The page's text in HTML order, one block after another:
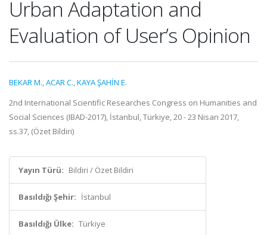
Urban Adaptation and
Evaluation of User’s Opinion
BEKAR M.,ACAR C.,KAYA ŞAHİN E.
2nd International Scientific Researches Congress on Humanities and
Social Sciences (IBAD-2017), İstanbul, Türkiye, 20 - 23 Nisan 2017,
ss.37, (Özet Bildiri)
Yayın Türü: Bildiri / Özet Bildiri
Basıldığı Şehir: İstanbul
Basıldığı Ülke: Türkiye